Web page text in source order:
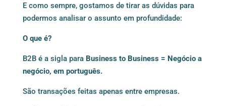
E como sempre, gostamos de tirar as dúvidas para
podermos analisar o assunto em profundidade:
O que é?
B2B é a sigla para Business to Business = Negócio a
negócio, em português.
São transações feitas apenas entre empresas.